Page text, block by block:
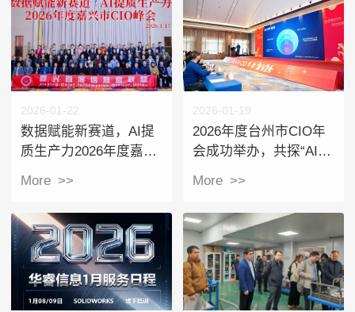
2026-01-22
数据赋能新赛道，AI提
质生产力2026年度嘉兴
More >>
2026-01-19
2026年度台州市CIO年
会成功举办，共探“AI开
More >>